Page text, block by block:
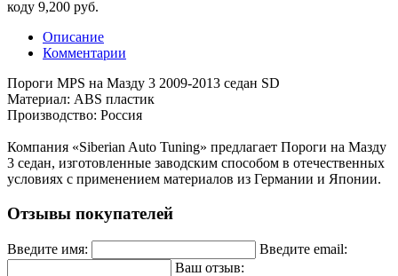
коду 9,200 руб.
Описание
Комментарии
Пороги MPS на Мазду 3 2009-2013 седан SD
Материал: ABS пластик
Производство: Россия
Компания «Siberian Auto Tuning» предлагает Пороги на Мазду
3 седан, изготовленные заводским способом в отечественных
условиях с применением материалов из Германии и Японии.
Отзывы покупателей
Введите имя:
Введите email:
Ваш отзыв: